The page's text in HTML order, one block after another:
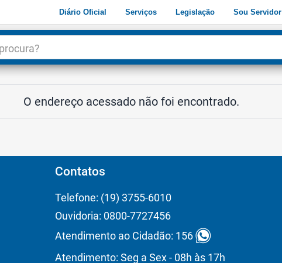
Diário Oficial Serviços Legislação Sou Servidor
O endereço acessado não foi encontrado.
Contatos
Telefone: (19) 3755-6010
Ouvidoria: 0800-7727456
Atendimento ao Cidadão: 156
Atendimento: Seg a Sex - 08h às 17h